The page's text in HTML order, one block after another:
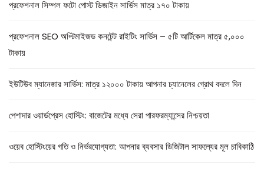
প্রফেশনাল সিম্পল ফটো পোস্ট ডিজাইন সার্ভিস মাত্র ১৭০ টাকায়
প্রফেশনাল SEO অপ্টিমাইজড কনটেন্ট রাইটিং সার্ভিস – ৫টি আর্টিকেল মাত্র ৫,০০০
টাকায়
ইউটিউব ম্যানেজার সার্ভিস: মাত্র ১২০০০ টাকায় আপনার চ্যানেলের গ্রোথ বদলে দিন
পেশাদার ওয়ার্ডপ্রেস হোস্টিং: বাজেটের মধ্যে সেরা পারফরম্যান্সের নিশ্চয়তা
ওয়েব হোস্টিংয়ের গতি ও নির্ভরযোগ্যতা: আপনার ব্যবসার ডিজিটাল সাফল্যের মূল চাবিকাঠি